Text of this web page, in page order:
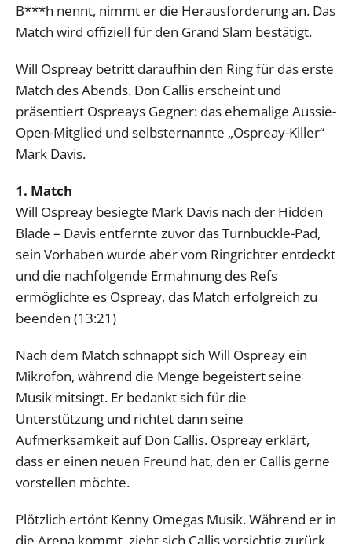
B***h nennt, nimmt er die Herausforderung an. Das
Match wird offiziell für den Grand Slam bestätigt.
Will Ospreay betritt daraufhin den Ring für das erste
Match des Abends. Don Callis erscheint und
präsentiert Ospreays Gegner: das ehemalige Aussie-
Open-Mitglied und selbsternannte „Ospreay-Killer“
Mark Davis.
1. Match
Will Ospreay besiegte Mark Davis nach der Hidden
Blade – Davis entfernte zuvor das Turnbuckle-Pad,
sein Vorhaben wurde aber vom Ringrichter entdeckt
und die nachfolgende Ermahnung des Refs
ermöglichte es Ospreay, das Match erfolgreich zu
beenden (13:21)
Nach dem Match schnappt sich Will Ospreay ein
Mikrofon, während die Menge begeistert seine
Musik mitsingt. Er bedankt sich für die
Unterstützung und richtet dann seine
Aufmerksamkeit auf Don Callis. Ospreay erklärt,
dass er einen neuen Freund hat, den er Callis gerne
vorstellen möchte.
Plötzlich ertönt Kenny Omegas Musik. Während er in
die Arena kommt, zieht sich Callis vorsichtig zurück.